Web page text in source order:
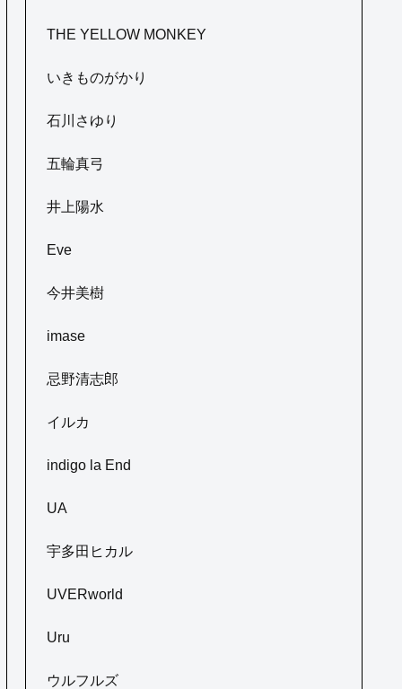
THE YELLOW MONKEY
いきものがかり
石川さゆり
五輪真弓
井上陽水
Eve
今井美樹
imase
忌野清志郎
イルカ
indigo la End
UA
宇多田ヒカル
UVERworld
Uru
ウルフルズ